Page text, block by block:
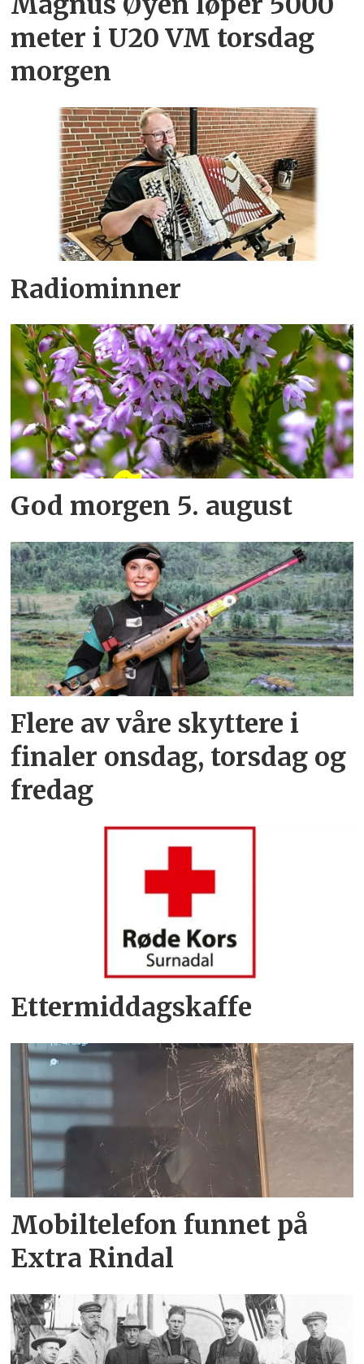
meter i U20 VM torsdag
morgen
Radiominner
God morgen 5. august
Flere av våre skyttere i
finaler onsdag, torsdag og
fredag
Ettermiddagskaffe
Mobiltelefon funnet på
Extra Rindal